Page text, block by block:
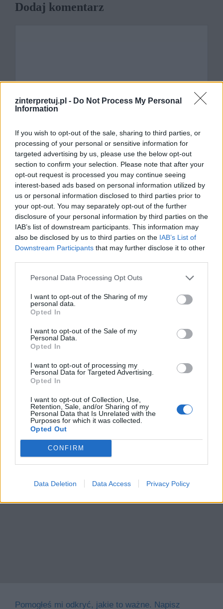
zinterpretuj.pl - Do Not Process My Personal
Information
If you wish to opt-out of the sale, sharing to third parties, or
processing of your personal or sensitive information for
targeted advertising by us, please use the below opt-out
section to confirm your selection. Please note that after your
opt-out request is processed you may continue seeing
interest-based ads based on personal information utilized by
us or personal information disclosed to third parties prior to
your opt-out. You may separately opt-out of the further
disclosure of your personal information by third parties on the
IAB’s list of downstream participants. This information may
also be disclosed by us to third parties on the IAB’s List of
Downstream Participants that may further disclose it to other
Personal Data Processing Opt Outs
I want to opt-out of the Sharing of my
personal data.
Opted In
I want to opt-out of the Sale of my
Personal Data.
Opted In
I want to opt-out of processing my
Personal Data for Targeted Advertising.
Opted In
I want to opt-out of Collection, Use,
Retention, Sale, and/or Sharing of my
Personal Data that Is Unrelated with the
Purposes for which it was collected.
Opted Out
CONFIRM
Data Deletion Data Access Privacy Policy
Dodaj komentarz
Nazwa
E-
Witryna
internetowa
Pomogłeś mi odkryć, jakie to ważne. Napisz